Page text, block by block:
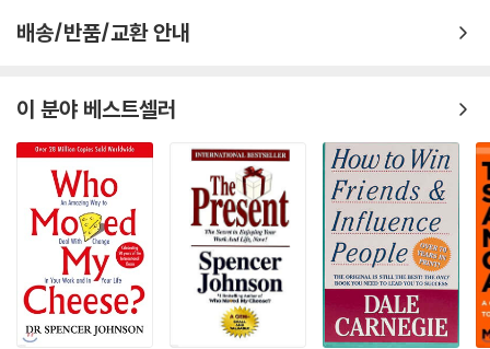
배송/반품/교환 안내
이 분야 베스트셀러